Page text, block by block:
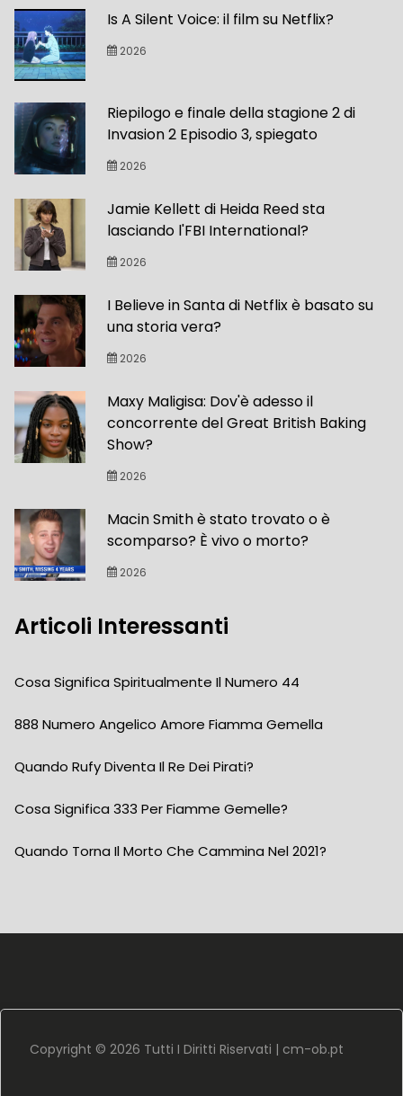
Is A Silent Voice: il film su Netflix?
2026
Riepilogo e finale della stagione 2 di
Invasion 2 Episodio 3, spiegato
2026
Jamie Kellett di Heida Reed sta
lasciando l'FBI International?
2026
I Believe in Santa di Netflix è basato su
una storia vera?
2026
Maxy Maligisa: Dov'è adesso il
concorrente del Great British Baking
Show?
2026
Macin Smith è stato trovato o è
scomparso? È vivo o morto?
2026
Articoli Interessanti
Cosa Significa Spiritualmente Il Numero 44
888 Numero Angelico Amore Fiamma Gemella
Quando Rufy Diventa Il Re Dei Pirati?
Cosa Significa 333 Per Fiamme Gemelle?
Quando Torna Il Morto Che Cammina Nel 2021?
Copyright © 2026 Tutti I Diritti Riservati | cm-ob.pt